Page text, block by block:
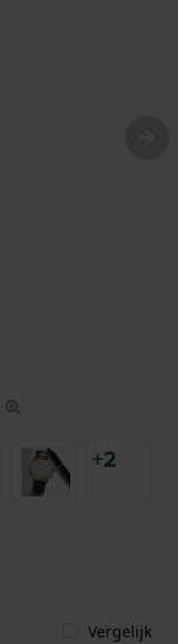
+2
Vergelijk